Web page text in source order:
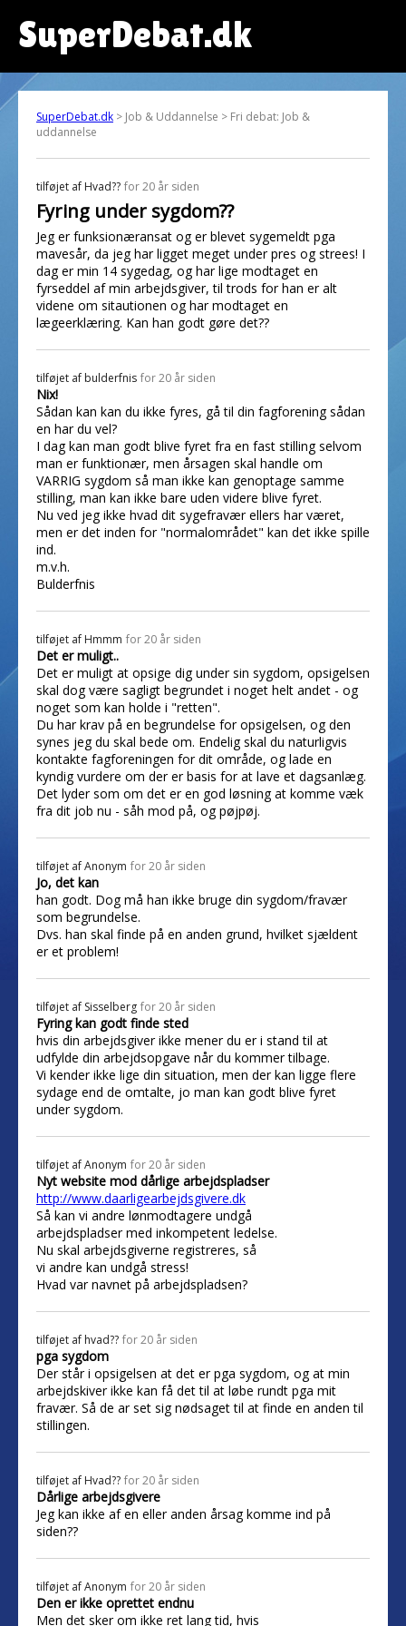
SuperDebat.dk
SuperDebat.dk > Job & Uddannelse > Fri debat: Job &
uddannelse
tilføjet af Hvad?? for 20 år siden
Fyring under sygdom??
Jeg er funksionæransat og er blevet sygemeldt pga
mavesår, da jeg har ligget meget under pres og strees! I
dag er min 14 sygedag, og har lige modtaget en
fyrseddel af min arbejdsgiver, til trods for han er alt
videne om sitautionen og har modtaget en
lægeerklæring. Kan han godt gøre det??
tilføjet af bulderfnis for 20 år siden
Nix!
Sådan kan kan du ikke fyres, gå til din fagforening sådan
en har du vel?
I dag kan man godt blive fyret fra en fast stilling selvom
man er funktionær, men årsagen skal handle om
VARRIG sygdom så man ikke kan genoptage samme
stilling, man kan ikke bare uden videre blive fyret.
Nu ved jeg ikke hvad dit sygefravær ellers har været,
men er det inden for "normalområdet" kan det ikke spille
ind.
m.v.h.
Bulderfnis
tilføjet af Hmmm for 20 år siden
Det er muligt..
Det er muligt at opsige dig under sin sygdom, opsigelsen
skal dog være sagligt begrundet i noget helt andet - og
noget som kan holde i "retten".
Du har krav på en begrundelse for opsigelsen, og den
synes jeg du skal bede om. Endelig skal du naturligvis
kontakte fagforeningen for dit område, og lade en
kyndig vurdere om der er basis for at lave et dagsanlæg.
Det lyder som om det er en god løsning at komme væk
fra dit job nu - såh mod på, og pøjpøj.
tilføjet afAnonym for 20 år siden
Jo, det kan
han godt. Dog må han ikke bruge din sygdom/fravær
som begrundelse.
Dvs. han skal finde på en anden grund, hvilket sjældent
er et problem!
tilføjet af Sisselberg for 20 år siden
Fyring kan godt finde sted
hvis din arbejdsgiver ikke mener du er i stand til at
udfylde din arbejdsopgave når du kommer tilbage.
Vi kender ikke lige din situation, men der kan ligge flere
sydage end de omtalte, jo man kan godt blive fyret
under sygdom.
tilføjet afAnonym for 20 år siden
Nyt website mod dårlige arbejdspladser
http://www.daarligearbejdsgivere.dk
Så kan vi andre lønmodtagere undgå
arbejdspladser med inkompetent ledelse.
Nu skal arbejdsgiverne registreres, så
vi andre kan undgå stress!
Hvad var navnet på arbejdspladsen?
tilføjet af hvad?? for 20 år siden
pga sygdom
Der står i opsigelsen at det er pga sygdom, og at min
arbejdskiver ikke kan få det til at løbe rundt pga mit
fravær. Så de ar set sig nødsaget til at finde en anden til
stillingen.
tilføjet af Hvad?? for 20 år siden
Dårlige arbejdsgivere
Jeg kan ikke af en eller anden årsag komme ind på
siden??
tilføjet afAnonym for 20 år siden
Den er ikke oprettet endnu
Men det sker om ikke ret lang tid, hvis